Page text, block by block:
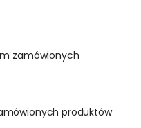
zamówionych
produktów